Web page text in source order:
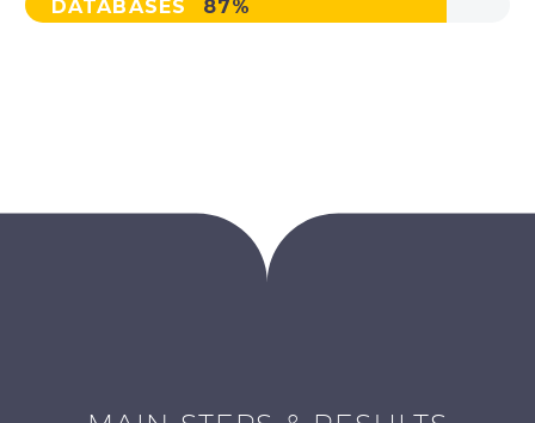
DATABASES 87%